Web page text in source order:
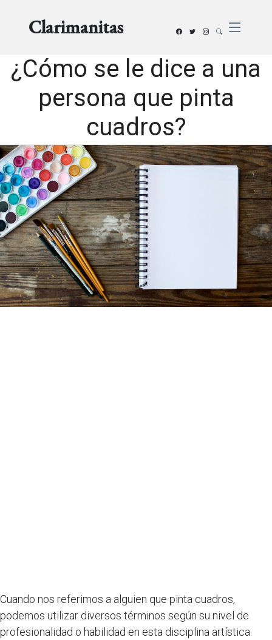
Clarimanitas
¿Cómo se le dice a una
persona que pinta
cuadros?
Cuando nos referimos a alguien que pinta cuadros,
podemos utilizar diversos términos según su nivel de
profesionalidad o habilidad en esta disciplina artística.